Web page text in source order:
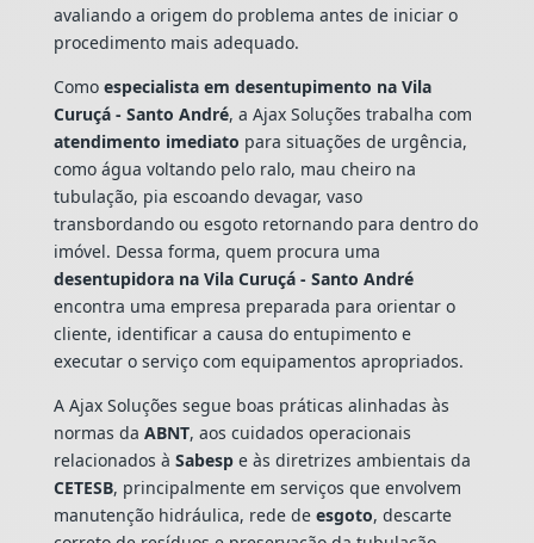
avaliando a origem do problema antes de iniciar o
procedimento mais adequado.
Como especialista em desentupimento na Vila
Curuçá - Santo André, a Ajax Soluções trabalha com
atendimento imediato para situações de urgência,
como água voltando pelo ralo, mau cheiro na
tubulação, pia escoando devagar, vaso
transbordando ou esgoto retornando para dentro do
imóvel. Dessa forma, quem procura uma
desentupidora na Vila Curuçá - Santo André
encontra uma empresa preparada para orientar o
cliente, identificar a causa do entupimento e
executar o serviço com equipamentos apropriados.
A Ajax Soluções segue boas práticas alinhadas às
normas da ABNT, aos cuidados operacionais
relacionados à Sabespe às diretrizes ambientais da
CETESB, principalmente em serviços que envolvem
manutenção hidráulica, rede de esgoto, descarte